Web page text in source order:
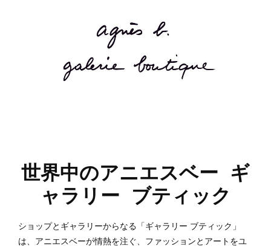
世界中のアニエスベー ギ
ャラリー ブティック
ショップとギャラリーからなる「ギャラリー ブティック」
は、アニエスベーが情熱を注ぐ、ファッションとアートをユ